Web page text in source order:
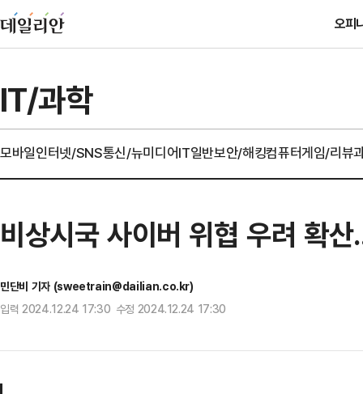
오피
IT/과학
모바일인터넷/SNS통신/뉴미디어IT일반보안/해킹컴퓨터게임/리뷰
비상시국 사이버 위협 우려 확
민단비 기자 (sweetrain@dailian.co.kr)
입력 2024.12.24 17:30 수정 2024.12.24 17:30